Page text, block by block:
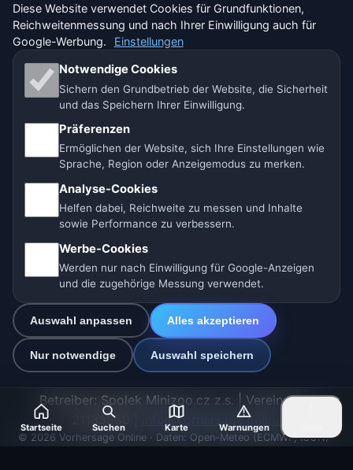
Wir helfen Tieren
Sitemap
Einstellungen
🇩🇪 Wetter Deutschland 🇦🇹 Wetter Österreich
🇨🇭 Wetter Schweiz
Unsere Wetterseiten:
🇨🇿 Tschechien
🇩🇪🇦🇹🇨🇭 Deutschland / Österreich / Schweiz
🌎 Lateinamerika und Spanien 🇮🇳 Süd- und Südostasien
🌍 Internationales Wetternetzwerk
Betreiber: Spolek Minizoo.cz z.s. | Vereins-Nr.:
21135550 |
info@vorhersage.online
© 2026 Vorhersage Online · Daten: Open-Meteo (ECMWF, ICON) ·
Startseite Suchen Karte Warnungen
Diese Website verwendet Cookies für Grundfunktionen,
Reichweitenmessung und nach Ihrer Einwilligung auch für
Google-Werbung.
Einstellungen
Notwendige Cookies
Sichern den Grundbetrieb der Website, die Sicherheit
und das Speichern Ihrer Einwilligung.
Präferenzen
Ermöglichen der Website, sich Ihre Einstellungen wie
Sprache, Region oder Anzeigemodus zu merken.
Analyse-Cookies
Helfen dabei, Reichweite zu messen und Inhalte
sowie Performance zu verbessern.
Werbe-Cookies
Werden nur nach Einwilligung für Google-Anzeigen
und die zugehörige Messung verwendet.
Auswahl anpassen Alles akzeptieren
Nur notwendige Auswahl speichern